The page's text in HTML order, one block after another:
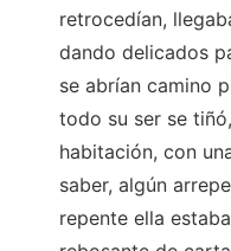
retrocedían,
dando delicados
se abrían camino
todo su ser se
habitación, con
saber, algún
repente ella